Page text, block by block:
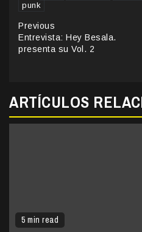
punk
Continue
Reading
Previous
Entrevista: Hey Besala.
presenta su Vol. 2
ARTÍCULOS
5 min read